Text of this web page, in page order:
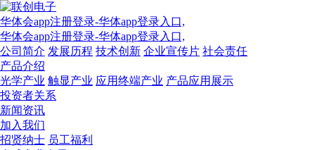
华体会app注册登录-华体app登录入口,
华体会app注册登录-华体app登录入口,
公司简介 发展历程 技术创新 企业宣传片 社会责任
产品介绍
光学产业 触显产业 应用终端产业 产品应用展示
投资者关系
新闻资讯
加入我们
招贤纳士 员工福利